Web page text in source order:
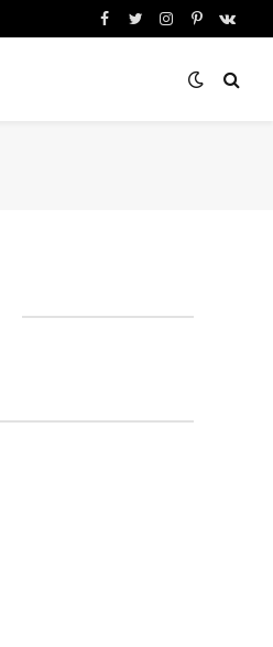
Facebook
TwitterInstagram
Pinterest